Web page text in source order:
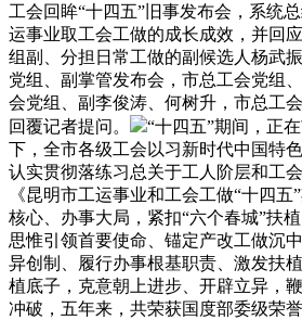
工会回眸“十四五”旧事发布会，系统
运事业取工会工做的成长成效，并回
组副、分担日常工做的副候选人杨武
党组、副掌管发布会，市总工会党组
会党组、副李俊涛、何树升，市总工
回覆记者提问。
“十四五”期间，正
下，全市各级工会以习新时代中国特
认实贯彻落练习总关于工人阶层和工
《昆明市工运事业和工会工做“十四
核心、办事大局，紧扣“六个春城”扶
思惟引领首要使命、锚定产改工做沉
异创制、履行办事根基职责、激发扶
植底子，克意朝上进步、开辟立异，
冲破，五年来，共荣获国度部委级荣